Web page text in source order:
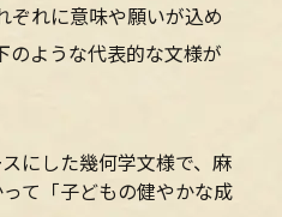
ぞれに意味や願いが込め
のような代表的な文様が
にした幾何学文様で、麻
て「子どもの健やかな成